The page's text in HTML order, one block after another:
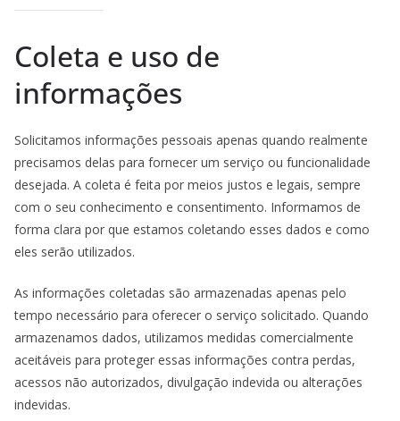
Coleta e uso de
informações
Solicitamos informações pessoais apenas quando realmente
precisamos delas para fornecer um serviço ou funcionalidade
desejada. A coleta é feita por meios justos e legais, sempre
com o seu conhecimento e consentimento. Informamos de
forma clara por que estamos coletando esses dados e como
eles serão utilizados.
As informações coletadas são armazenadas apenas pelo
tempo necessário para oferecer o serviço solicitado. Quando
armazenamos dados, utilizamos medidas comercialmente
aceitáveis para proteger essas informações contra perdas,
acessos não autorizados, divulgação indevida ou alterações
indevidas.